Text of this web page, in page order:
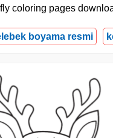
coloring pages
boyama resmi